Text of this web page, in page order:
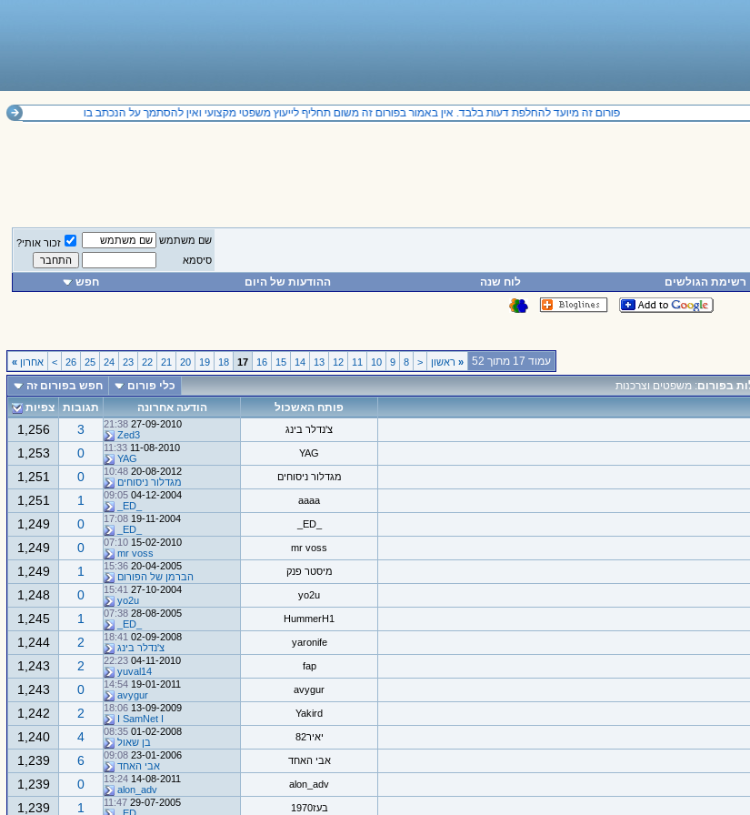
פורום זה מיועד להחלפת דעות בלבד. אין באמור בפורום זה משום תחליף לייעוץ משפטי מקצועי ואין להסתמך על הנכתב בו
שם משתמש
זכור אותי?
סיסמא
רשימת הגולשים לוח שנה ההודעות של היום חפש
עמוד 17 מתוך 52 «ראשון <
8
9
10
11
12
13
14
15
16
17
18
19
20
21
22
23
24
25
26
> אחרון »
בפורום: משפטים וצרכנות כלי פורום
חפש בפורום זה
פותח האשכול הודעה אחרונה תגובות צפיות
צ'נדלר בינג 27-09-2010
21:38
Zed3
3
1,256
YAG
11-08-2010
11:33
YAG
0
1,253
מגדלור ניסוחים 20-08-2012
10:48
מגדלור ניסוחים
0
1,251
aaaa
04-12-2004
09:05
1
1,251
_ED_
19-11-2004
17:08
0
1,249
mr voss
15-02-2010
07:10
mr voss
0
1,249
מיסטר פנק 20-04-2005
15:36
הברמן של הפורום
1
1,249
yo2u
27-10-2004
15:41
yo2u
0
1,248
HummerH1
28-08-2005
07:38
1
1,245
yaronife
02-09-2008
18:41
צ'נדלר בינג
2
1,244
fap
04-11-2010
22:23
yuval14
2
1,243
avygur
19-01-2011
14:54
avygur
0
1,243
Yakird
13-09-2009
18:06
I SamNet I
2
1,242
יאיר82 01-02-2008
08:35
בן שאול
4
1,240
אבי האחד 23-01-2006
09:08
אבי האחד
6
1,239
alon_adv
14-08-2011
13:24
alon_adv
0
1,239
בעז1970 29-07-2005
11:47
1
1,239